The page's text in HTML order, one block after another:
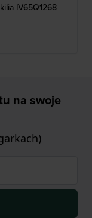
IV65Q1268
na swoje